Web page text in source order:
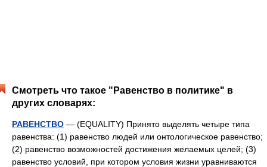
Смотреть что такое "Равенство в политике" в
других словарях:
РАВЕНСТВО — (EQUALITY) Принято выделять четыре типа
равенства: (1) равенство людей или онтологическое равенство;
(2) равенство возможностей достижения желаемых целей; (3)
равенство условий, при котором условия жизни уравниваются